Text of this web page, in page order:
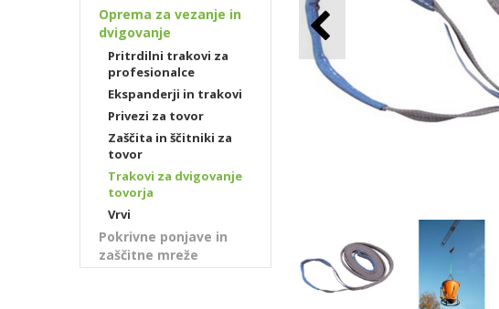
Oprema za vezanje in
dvigovanje
Pritrdilni trakovi za
profesionalce
Ekspanderji in trakovi
Privezi za tovor
Zaščita in ščitniki za
tovor
Trakovi za dvigovanje
tovorja
Vrvi
Pokrivne ponjave in
zaščitne mreže